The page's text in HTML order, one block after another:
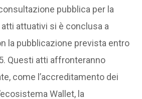
pubblica per la
attuativi si è conclusa a
la pubblicazione prevista entro
Questi atti affronteranno
come l’accreditamento dei
Wallet, la